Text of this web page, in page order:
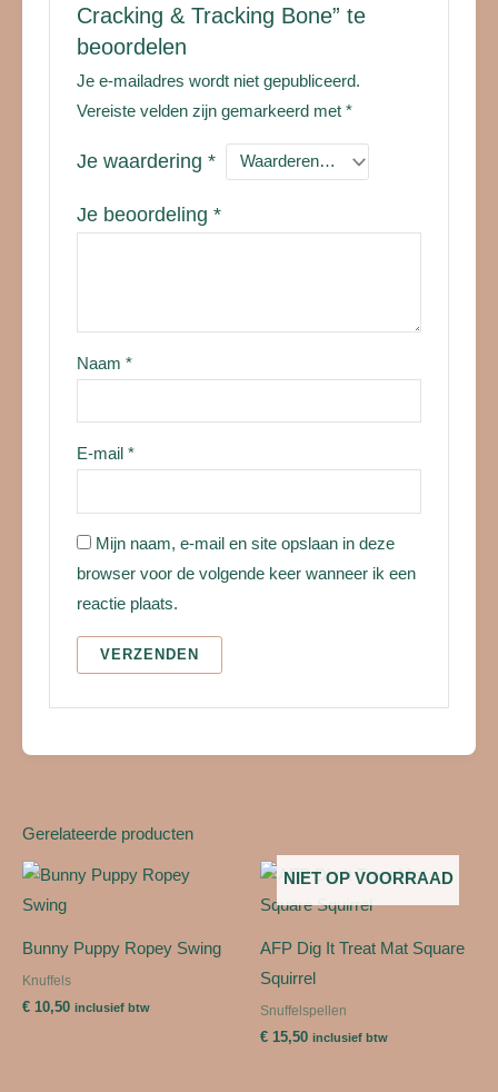
Cracking & Tracking Bone” te
beoordelen
Je e-mailadres wordt niet gepubliceerd.
Vereiste velden zijn gemarkeerd met*
Je waardering*
Je beoordeling*
Naam*
E-mail*
Mijn naam, e-mail en site opslaan in deze
browser voor de volgende keer wanneer ik een
reactie plaats.
Gerelateerde producten
Bunny Puppy Ropey Swing
Knuffels
€ 10,50 inclusief btw
NIET OP VOORRAAD
AFP Dig It Treat Mat Square
Squirrel
Snuffelspellen
€ 15,50 inclusief btw